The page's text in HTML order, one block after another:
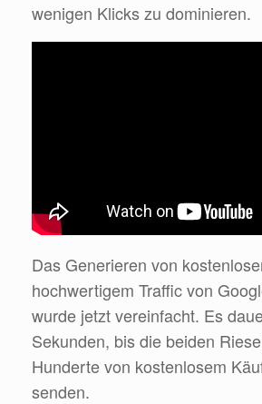
wenigen Klicks zu dominieren.
Das Generieren von
hochwertigem Traffic von
wurde jetzt vereinfacht. Es
Sekunden, bis die beiden
Hunderte von kostenlosem
senden.